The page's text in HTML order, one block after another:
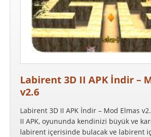
Labirent 3D II APK İndir –
v2.6
Labirent 3D II APK İndir – Mod Elmas
II APK, oyununda kendinizi büyük ve
labirent içerisinde bulacak ve labirent